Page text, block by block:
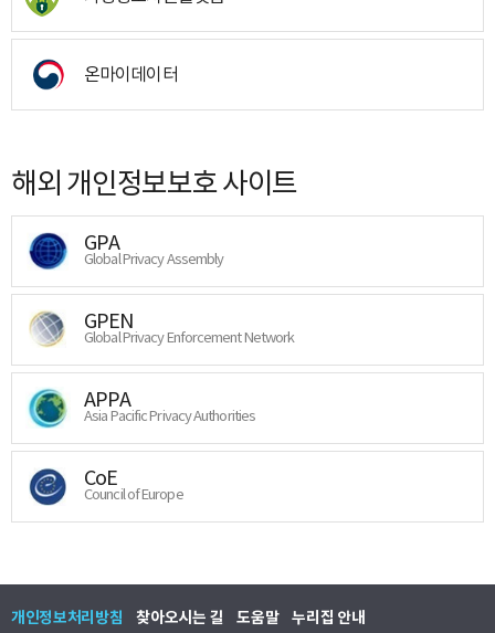
온마이데이터
해외 개인정보보호 사이트
GPA
Global Privacy Assembly
GPEN
Global Privacy Enforcement Network
APPA
Asia Pacific Privacy Authorities
CoE
Council of Europe
개인정보처리방침 찾아오시는 길 도움말 누리집 안내